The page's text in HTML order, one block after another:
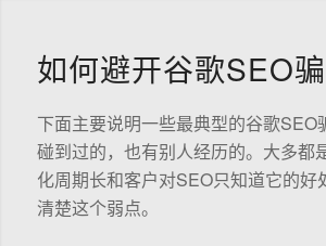
如何避开谷歌SEO
下面主要说明一些最典型的谷歌SEO
碰到过的，也有别人经历的。大多都
化周期长和客户对SEO只知道它的好
清楚这个弱点。